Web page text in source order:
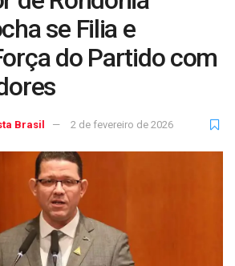
se Filia e
do Partido com
Brasil 2 de fevereiro de 2026